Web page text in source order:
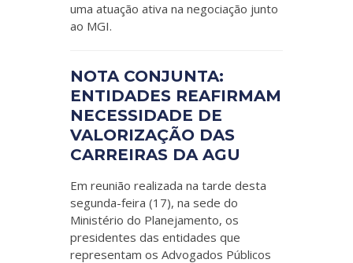
uma atuação ativa na negociação junto
ao MGI.
NOTA CONJUNTA:
ENTIDADES REAFIRMAM
NECESSIDADE DE
VALORIZAÇÃO DAS
CARREIRAS DA AGU
Em reunião realizada na tarde desta
segunda-feira (17), na sede do
Ministério do Planejamento, os
presidentes das entidades que
representam os Advogados Públicos